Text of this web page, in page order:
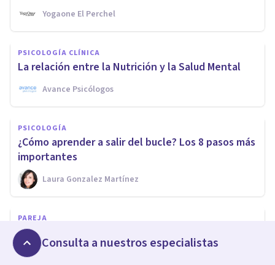
Yogaone El Perchel
PSICOLOGÍA CLÍNICA
La relación entre la Nutrición y la Salud Mental
Avance Psicólogos
PSICOLOGÍA
¿Cómo aprender a salir del bucle? Los 8 pasos más
importantes
Laura Gonzalez Martínez
PAREJA
Los 5 daños emocionales que más lastran las
Relaciones de Pareja
Consulta a nuestros especialistas